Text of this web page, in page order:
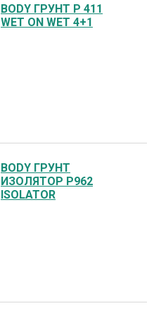
BODY ГРУНТ P 411
WET ON WET 4+1
BODY ГРУНТ
ИЗОЛЯТОР P962
ISOLATOR